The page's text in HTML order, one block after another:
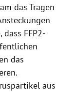
das Tragen
FFP2-
das
aus